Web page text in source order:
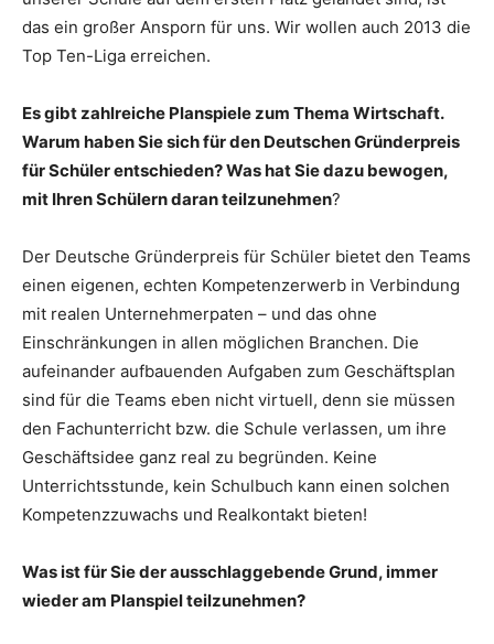
das ein großer Ansporn für uns. Wir wollen auch 2013 die
Top Ten-Liga erreichen.
Es gibt zahlreiche Planspiele zum Thema Wirtschaft.
Warum haben Sie sich für den Deutschen Gründerpreis
für Schüler entschieden? Was hat Sie dazu bewogen,
mit Ihren Schülern daran teilzunehmen?
Der Deutsche Gründerpreis für Schüler bietet den Teams
einen eigenen, echten Kompetenzerwerb in Verbindung
mit realen Unternehmerpaten – und das ohne
Einschränkungen in allen möglichen Branchen. Die
aufeinander aufbauenden Aufgaben zum Geschäftsplan
sind für die Teams eben nicht virtuell, denn sie müssen
den Fachunterricht bzw. die Schule verlassen, um ihre
Geschäftsidee ganz real zu begründen. Keine
Unterrichtsstunde, kein Schulbuch kann einen solchen
Kompetenzzuwachs und Realkontakt bieten!
Was ist für Sie der ausschlaggebende Grund, immer
wieder am Planspiel teilzunehmen?